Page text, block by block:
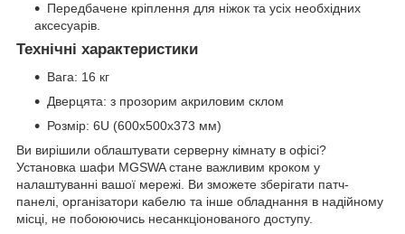
Передбачене кріплення для ніжок та усіх необхідних
аксесуарів.
Технічні характеристики
Вага: 16 кг
Дверцята: з прозорим акриловим склом
Розмір: 6U (600х500х373 мм)
Ви вирішили облаштувати серверну кімнату в офісі?
Установка шафи MGSWA стане важливим кроком у
налаштуванні вашої мережі. Ви зможете зберігати патч-
панелі, організатори кабелю та інше обладнання в надійному
місці, не побоюючись несанкціонованого доступу.